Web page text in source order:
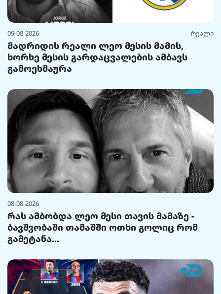
09-08-2026 რეალი
მადრიდის რეალი ლეო მესის მამის,
ხორხე მესის გარდაცვალების ამბავს
გამოეხმაურა
08-08-2026
რას ამბობდა ლეო მესი თავის მამაზე -
ბავშვობაში თამაშში ოთხი გოლიც რომ
გამეტანა...